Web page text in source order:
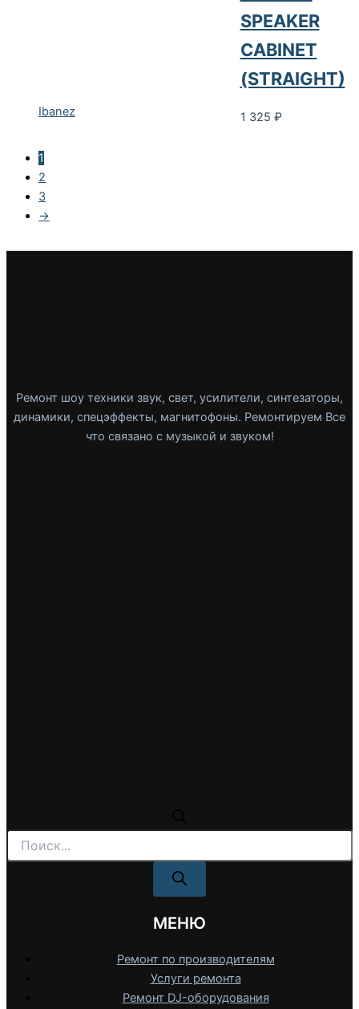
Ibanez
SPEAKER
CABINET
(STRAIGHT)
1 325 ₽
1
2
3
→
Ремонт шоу техники звук, свет, усилители, синтезаторы,
динамики, спецэффекты, магнитофоны. Ремонтируем Все
что связано с музыкой и звуком!
Поиск
товаров
МЕНЮ
Ремонт по производителям
Услуги ремонта
Ремонт DJ-оборудования